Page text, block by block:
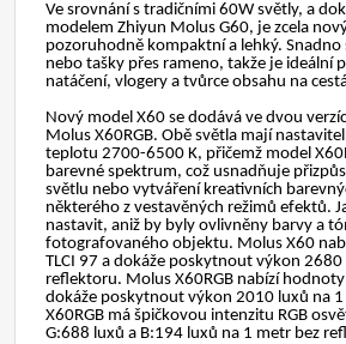
Ve srovnání s tradičními 60W světly, a
modelem Zhiyun Molus G60, je zcela
pozoruhodně kompaktní a lehký. Snadno
nebo tašky přes rameno, takže je ideální
natáčení, vlogery a tvůrce obsahu na
Nový model X60 se dodává ve dvou
Molus X60RGB. Obě světla mají
teplotu 2700-6500 K, přičemž model
barevné spektrum, což usnadňuje
světlu nebo vytváření kreativních
některého z vestavěných režimů efektů.
nastavit, aniž by byly ovlivněny barvy a
fotografovaného objektu. Molus X60
TLCI 97 a dokáže poskytnout výkon
reflektoru. Molus X60RGB nabízí hodnoty
dokáže poskytnout výkon 2010 luxů na
X60RGB má špičkovou intenzitu RGB
G:688 luxů a B:194 luxů na 1 metr bez